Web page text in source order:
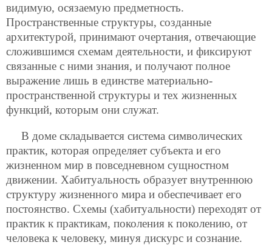
видимую, осязаемую предметность.
Пространственные структуры, созданные
архитектурой, принимают очертания, отвечающие
сложившимся схемам деятельности, и фиксируют
связанные с ними знания, и получают полное
выражение лишь в единстве материально-
пространственной структуры и тех жизненных
функций, которым они служат.
В доме складывается система символических
практик, которая определяет субъекта и его
жизненном мир в повседневном сущностном
движении. Хабитуальность образует внутреннюю
структуру жизненного мира и обеспечивает его
постоянство. Схемы (хабитуальности) переходят от
практик к практикам, поколения к поколению, от
человека к человеку, минуя дискурс и сознание.